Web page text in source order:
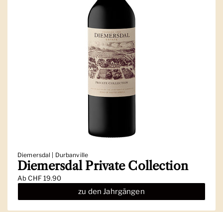
Diemersdal | Durbanville
Diemersdal Private Collection
AbCHF 19.90
zu den Jahrgängen